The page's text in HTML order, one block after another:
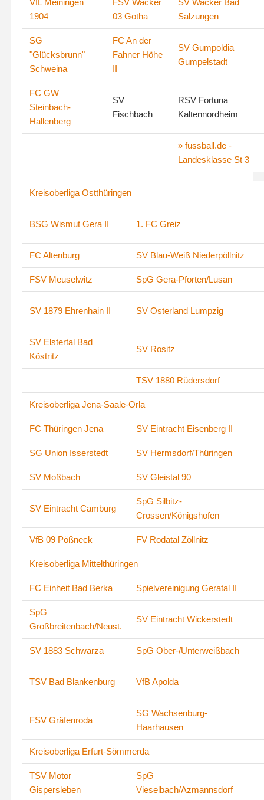
VfL Meiningen
1904
FSV Wacker
03 Gotha
SV Wacker Bad
Salzungen
SG
"Glücksbrunn"
Schweina
FC An der
Fahner Höhe
II
SV Gumpoldia
Gumpelstadt
FC GW
Steinbach-
Hallenberg
SV
Fischbach
RSV Fortuna
Kaltennordheim
» fussball.de -
Landesklasse St 3
Kreisoberliga Ostthüringen
BSG Wismut Gera II 1. FC Greiz
FC Altenburg SV Blau-Weiß Niederpöllnitz
FSV Meuselwitz SpG Gera-Pforten/Lusan
SV 1879 Ehrenhain II SV Osterland Lumpzig
SV Elstertal Bad
Köstritz
SV Rositz
TSV 1880 Rüdersdorf
Kreisoberliga Jena-Saale-Orla
FC Thüringen Jena SV Eintracht Eisenberg II
SG Union Isserstedt SV Hermsdorf/Thüringen
SV Moßbach SV Gleistal 90
SV Eintracht Camburg
SpG Silbitz-
Crossen/Königshofen
VfB 09 Pößneck FV Rodatal Zöllnitz
Kreisoberliga Mittelthüringen
FC Einheit Bad Berka Spielvereinigung Geratal II
SpG
Großbreitenbach/Neust.
SV Eintracht Wickerstedt
SV 1883 Schwarza SpG Ober-/Unterweißbach
TSV Bad Blankenburg VfB Apolda
FSV Gräfenroda
SG Wachsenburg-
Haarhausen
Kreisoberliga Erfurt-Sömmerda
TSV Motor
Gispersleben
SpG
Vieselbach/Azmannsdorf